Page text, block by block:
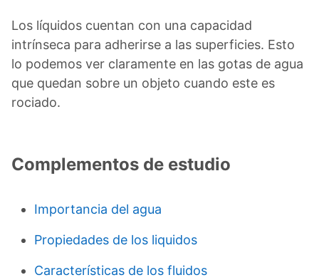
Los líquidos cuentan con una capacidad
intrínseca para adherirse a las superficies. Esto
lo podemos ver claramente en las gotas de agua
que quedan sobre un objeto cuando este es
rociado.
Complementos de estudio
Importancia del agua
Propiedades de los liquidos
Características de los fluidos